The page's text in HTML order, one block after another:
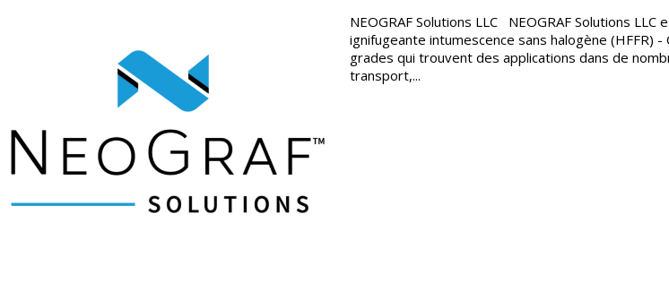
NEOGRAF Solutions LLC NEOGRAF Solutions
ignifugeante intumescence sans halogène
grades qui trouvent des applications dans de
transport,...